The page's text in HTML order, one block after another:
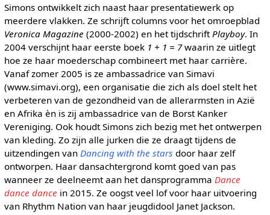
Simons ontwikkelt zich naast haar presentatiewerk op
meerdere vlakken. Ze schrijft columns voor het omroepblad
Veronica Magazine (2000-2002) en het tijdschrift Playboy. In
2004 verschijnt haar eerste boek 1 + 1 = 7waarin ze uitlegt
hoe ze haar moederschap combineert met haar carrière.
Vanaf zomer 2005 is ze ambassadrice van Simavi
(www.simavi.org), een organisatie die zich als doel stelt het
verbeteren van de gezondheid van de allerarmsten in Azië
en Afrika èn is zij ambassadrice van de Borst Kanker
Vereniging. Ook houdt Simons zich bezig met het ontwerpen
van kleding. Zo zijn alle jurken die ze draagt tijdens de
uitzendingen van Dancing with the stars door haar zelf
ontworpen. Haar dansachtergrond komt goed van pas
wanneer ze deelneemt aan het dansprogramma Dance
dance dance in 2015. Ze oogst veel lof voor haar uitvoering
van Rhythm Nation van haar jeugdidool Janet Jackson.